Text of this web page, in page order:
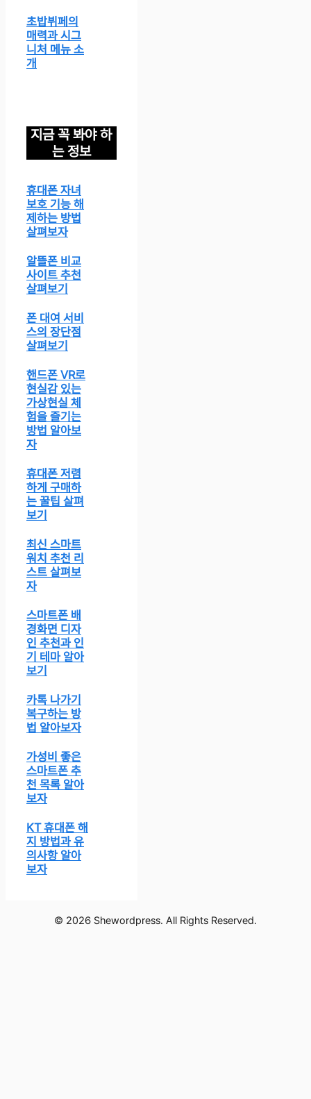
초밥뷔페의
매력과 시그
니처 메뉴 소
개
지금 꼭 봐야 하
는 정보
휴대폰 자녀
보호 기능 해
제하는 방법
살펴보자
알뜰폰 비교
사이트 추천
살펴보기
폰 대여 서비
스의 장단점
살펴보기
핸드폰 VR로
현실감 있는
가상현실 체
험을 즐기는
방법 알아보
자
휴대폰 저렴
하게 구매하
는 꿀팁 살펴
보기
최신 스마트
워치 추천 리
스트 살펴보
자
스마트폰 배
경화면 디자
인 추천과 인
기 테마 알아
보기
카톡 나가기
복구하는 방
법 알아보자
가성비 좋은
스마트폰 추
천 목록 알아
보자
KT 휴대폰 해
지 방법과 유
의사항 알아
보자
© 2026 Shewordpress. All Rights Reserved.